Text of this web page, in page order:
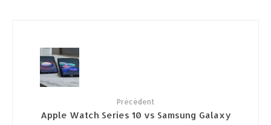
Précédent
Apple Watch Series 10 vs Samsung Galaxy